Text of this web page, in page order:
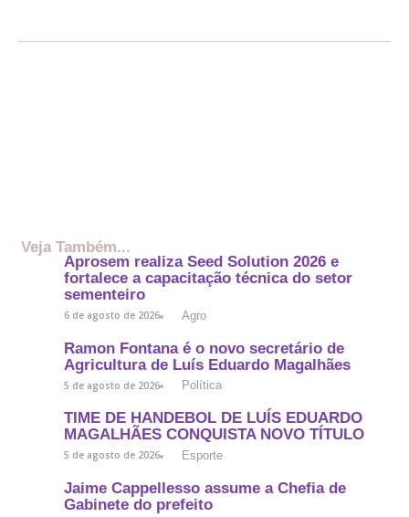
Veja Também...
Aprosem realiza Seed Solution 2026 e
fortalece a capacitação técnica do setor
sementeiro
6 de agosto de 2026 Agro
Ramon Fontana é o novo secretário de
Agricultura de Luís Eduardo Magalhães
5 de agosto de 2026 Política
TIME DE HANDEBOL DE LUÍS EDUARDO
MAGALHÃES CONQUISTA NOVO TÍTULO
5 de agosto de 2026 Esporte
Jaime Cappellesso assume a Chefia de
Gabinete do prefeito